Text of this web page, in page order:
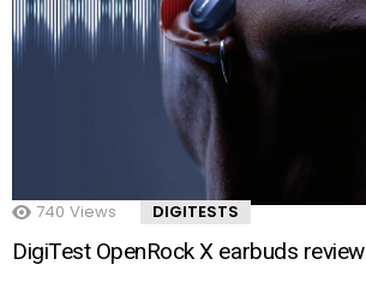
740 Views DIGITESTS
DigiTest OpenRock X earbuds review